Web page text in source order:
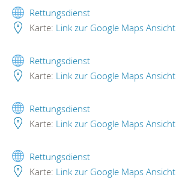
Rettungsdienst
Karte: Link zur Google Maps Ansicht
Rettungsdienst
Karte: Link zur Google Maps Ansicht
Rettungsdienst
Karte: Link zur Google Maps Ansicht
Rettungsdienst
Karte: Link zur Google Maps Ansicht